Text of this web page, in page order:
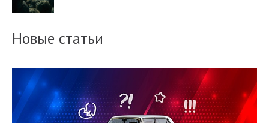
Новые статьи